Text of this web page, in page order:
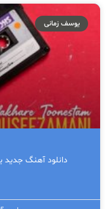
یوسف زمانی
دانلود آهنگ جدید